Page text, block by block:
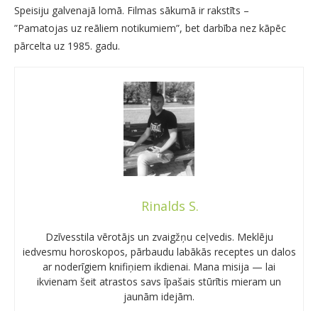
Speisiju galvenajā lomā. Filmas sākumā ir rakstīts –
”Pamatojas uz reāliem notikumiem”, bet darbība nez kāpēc
pārcelta uz 1985. gadu.
Rinalds S.
Dzīvesstila vērotājs un zvaigžņu ceļvedis. Meklēju
iedvesmu horoskopos, pārbaudu labākās receptes un dalos
ar noderīgiem knifiņiem ikdienai. Mana misija — lai
ikvienam šeit atrastos savs īpašais stūrītis mieram un
jaunām idejām.